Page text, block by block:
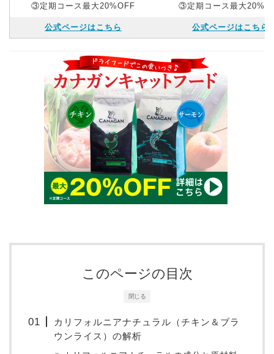
③定期コース最大20%OFF
③定期コース最大
公式ページはこちら 公式ページはこちら
閉じる
このページの目次
カリフォルニアナチュラル（チキン＆ブラ
ウンライス）の解析